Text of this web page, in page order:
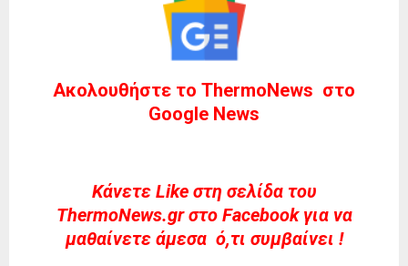
Ακολουθήστε το ThermoNews στο
Google News
Kάνετε Like στη σελίδα του
ThermoNews.gr στο Facebook για να
μαθαίνετε άμεσα ό,τι συμβαίνει !